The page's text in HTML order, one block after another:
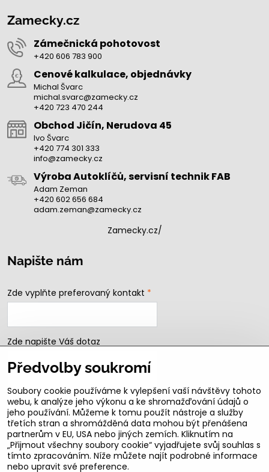
Zamecky.cz
Zámečnická pohotovost
+420 606 783 900
Cenové kalkulace, objednávky
Michal Švarc
michal.svarc@zamecky.cz
+420 723 470 244
Obchod Jičín, Nerudova 45
Ivo Švarc
+420 774 301 333
info@zamecky.cz
Výroba Autoklíčů, servisní technik FAB
Adam Zeman
+420 602 656 684
adam.zeman@zamecky.cz
Zamecky.cz/
Napište nám
Zde vyplňte preferovaný kontakt *
Zde napište Váš dotaz
Odeslat
Předvolby soukromí
Soubory cookie používáme k vylepšení vaší návštěvy tohoto
webu, k analýze jeho výkonu a ke shromažďování údajů o
jeho používání. Můžeme k tomu použít nástroje a služby
třetích stran a shromážděná data mohou být přenášena
partnerům v EU, USA nebo jiných zemích. Kliknutím na
„Přijmout všechny soubory cookie“ vyjadřujete svůj souhlas s
tímto zpracováním. Níže můžete najít podrobné informace
nebo upravit své preference.